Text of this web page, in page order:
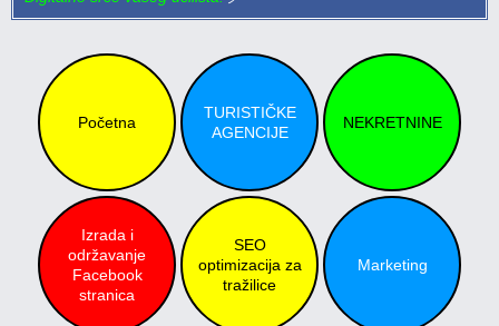
Početna
TURISTIČKE
AGENCIJE
NEKRETNINE
Izrada i
održavanje
Facebook
stranica
SEO
optimizacija za
tražilice
Marketing